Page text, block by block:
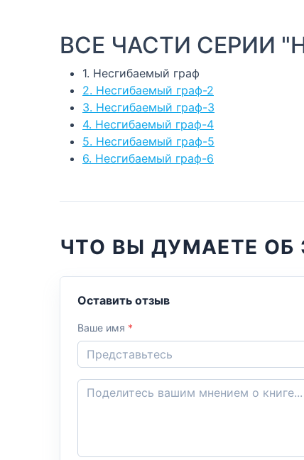
ВСЕ ЧАСТИ СЕРИИ
1. Несгибаемый граф
2. Несгибаемый граф-2
3. Несгибаемый граф-3
4. Несгибаемый граф-4
5. Несгибаемый граф-5
6. Несгибаемый граф-6
ЧТО ВЫ ДУМАЕТЕ ОБ
Оставить отзыв
Ваше имя *